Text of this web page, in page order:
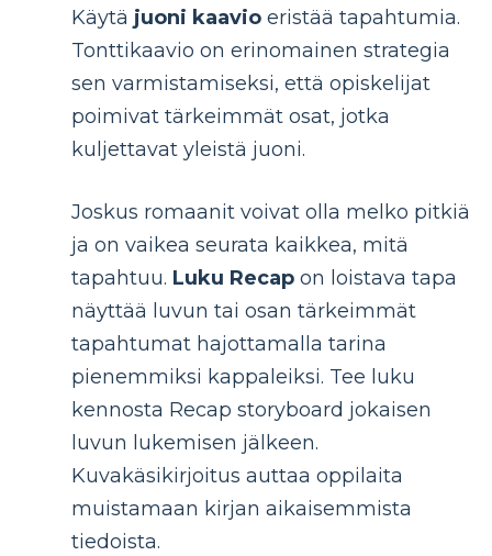
Käytä juoni kaavio eristää tapahtumia.
Tonttikaavio on erinomainen strategia
sen varmistamiseksi, että opiskelijat
poimivat tärkeimmät osat, jotka
kuljettavat yleistä juoni.
Joskus romaanit voivat olla melko pitkiä
ja on vaikea seurata kaikkea, mitä
tapahtuu. Luku Recap on loistava tapa
näyttää luvun tai osan tärkeimmät
tapahtumat hajottamalla tarina
pienemmiksi kappaleiksi. Tee luku
kennosta Recap storyboard jokaisen
luvun lukemisen jälkeen.
Kuvakäsikirjoitus auttaa oppilaita
muistamaan kirjan aikaisemmista
tiedoista.